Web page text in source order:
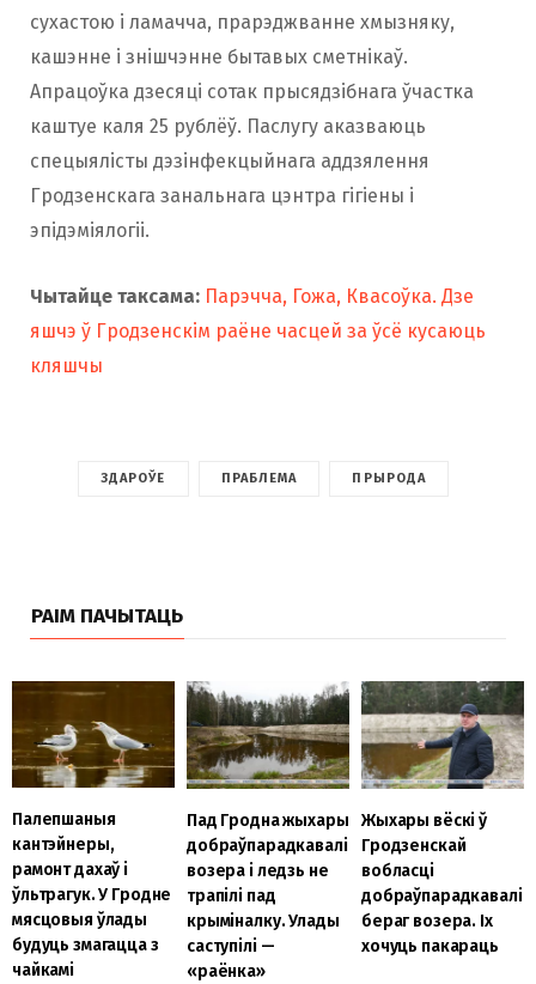
сухастою і ламачча, прарэджванне хмызняку,
кашэнне і знішчэнне бытавых сметнікаў.
Апрацоўка дзесяці сотак прысядзібнага ўчастка
каштуе каля 25 рублёў. Паслугу аказваюць
спецыялісты дэзінфекцыйнага аддзялення
Гродзенскага занальнага цэнтра гігіены і
эпідэміялогіі.
Чытайце таксама: Парэчча, Гожа, Квасоўка. Дзе
яшчэ ў Гродзенскім раёне часцей за ўсё кусаюць
кляшчы
ЗДАРОЎЕ ПРАБЛЕМА ПРЫРОДА
РАІМ ПАЧЫТАЦЬ
Палепшаныя
кантэйнеры,
рамонт дахаў і
ўльтрагук. У Гродне
мясцовыя ўлады
будуць змагацца з
чайкамі
Пад Гродна жыхары
добраўпарадкавалі
возера і ледзь не
трапілі пад
крыміналку. Улады
саступілі —
«раёнка»
Жыхары вёскі ў
Гродзенскай
вобласці
добраўпарадкавалі
бераг возера. Іх
хочуць пакараць